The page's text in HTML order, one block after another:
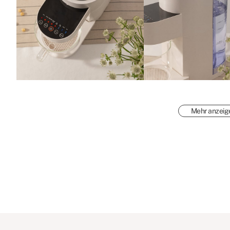
Mehr